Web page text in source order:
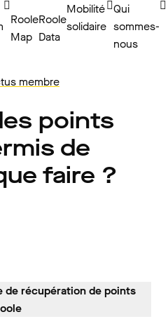
Roole
Map
Roole
Data
Mobilité
solidaire
Qui
sommes-
nous
membre
points
de
faire ?
de récupération de points